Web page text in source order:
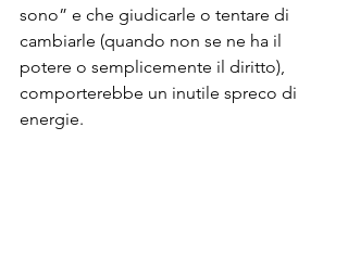
sono” e che giudicarle o tentare di
cambiarle (quando non se ne ha il
potere o semplicemente il diritto),
comporterebbe un inutile spreco di
energie.